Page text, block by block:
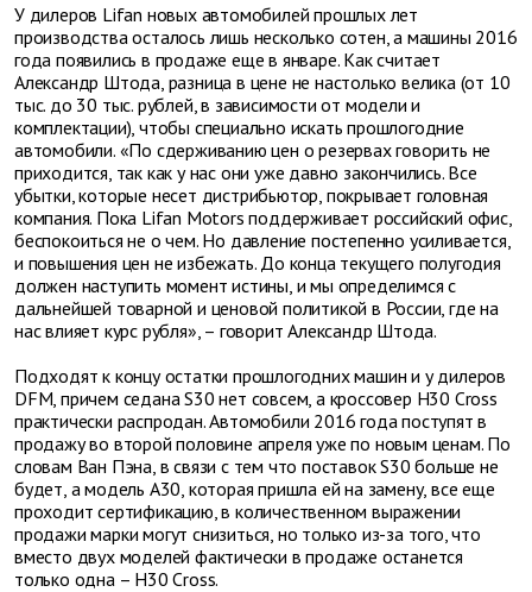
У дилеров Lifan новых автомобилей прошлых лет
производства осталось лишь несколько сотен, а машины 2016
года появились в продаже еще в январе. Как считает
Александр Штода, разница в цене не настолько велика (от 10
тыс. до 30 тыс. рублей, в зависимости от модели и
комплектации), чтобы специально искать прошлогодние
автомобили. «По сдерживанию цен о резервах говорить не
приходится, так как у нас они уже давно закончились. Все
убытки, которые несет дистрибьютор, покрывает головная
компания. Пока Lifan Motors поддерживает российский офис,
беспокоиться не о чем. Но давление постепенно усиливается,
и повышения цен не избежать. До конца текущего полугодия
должен наступить момент истины, и мы определимся с
дальнейшей товарной и ценовой политикой в России, где на
нас влияет курс рубля», – говорит Александр Штода.
Подходят к концу остатки прошлогодних машин и у дилеров
DFM, причем седана S30 нет совсем, а кроссовер Н30 Cross
практически распродан. Автомобили 2016 года поступят в
продажу во второй половине апреля уже по новым ценам. По
словам Ван Пэна, в связи с тем что поставок S30 больше не
будет, а модель А30, которая пришла ей на замену, все еще
проходит сертификацию, в количественном выражении
продажи марки могут снизиться, но только из-за того, что
вместо двух моделей фактически в продаже останется
только одна – Н30 Cross.